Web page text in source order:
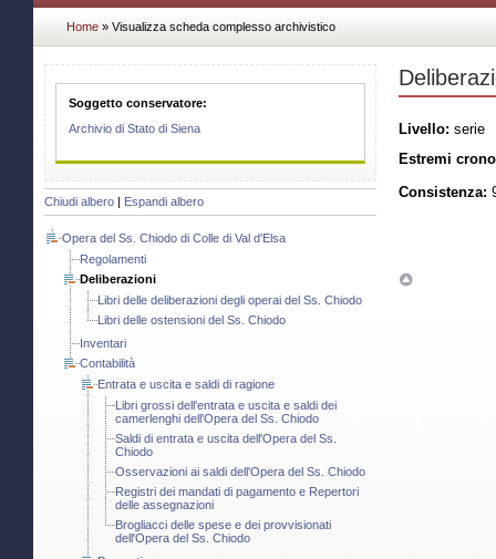
Home » Visualizza scheda complesso archivistico
Soggetto conservatore:
Archivio di Stato di Siena
Chiudi albero Espandi albero
Opera del Ss. Chiodo di Colle di Val d'Elsa
Regolamenti
Deliberazioni
Libri delle deliberazioni degli operai del Ss. Chiodo
Libri delle ostensioni del Ss. Chiodo
Inventari
Contabilità
Entrata e uscita e saldi di ragione
Libri grossi dell'entrata e uscita e saldi dei
camerlenghi dell'Opera del Ss. Chiodo
Saldi di entrata e uscita dell'Opera del Ss.
Chiodo
Osservazioni ai saldi dell'Opera del Ss. Chiodo
Registri dei mandati di pagamento e Repertori
delle assegnazioni
Brogliacci delle spese e dei provvisionati
dell'Opera del Ss. Chiodo
Livello: serie
Estremi
Consistenza: